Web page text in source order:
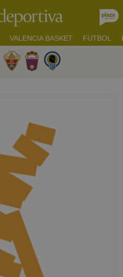
VALENCIA BASKET FUTBOL